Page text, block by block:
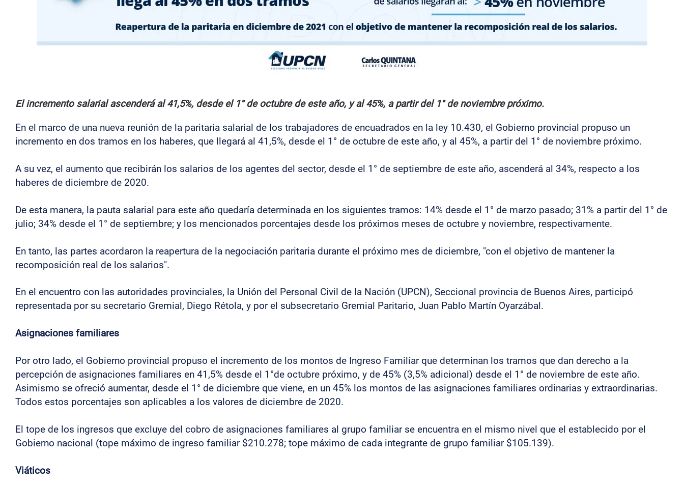
El incremento salarial ascenderá al 41,5%, desde el 1° de octubre de este año, y al 45%, a partir del 1° de noviembre próximo.
En el marco de una nueva reunión de la paritaria salarial de los trabajadores de encuadrados en la ley 10.430, el Gobierno provincial propuso un
incremento en dos tramos en los haberes, que llegará al 41,5%, desde el 1° de octubre de este año, y al 45%, a partir del 1° de noviembre próximo.
A su vez, el aumento que recibirán los salarios de los agentes del sector, desde el 1° de septiembre de este año, ascenderá al 34%, respecto a los
haberes de diciembre de 2020.
De esta manera, la pauta salarial para este año quedaría determinada en los siguientes tramos: 14% desde el 1° de marzo pasado; 31% a partir del 1° de
julio; 34% desde el 1° de septiembre; y los mencionados porcentajes desde los próximos meses de octubre y noviembre, respectivamente.
En tanto, las partes acordaron la reapertura de la negociación paritaria durante el próximo mes de diciembre, "con el objetivo de mantener la
recomposición real de los salarios".
En el encuentro con las autoridades provinciales, la Unión del Personal Civil de la Nación (UPCN), Seccional provincia de Buenos Aires, participó
representada por su secretario Gremial, Diego Rétola, y por el subsecretario Gremial Paritario, Juan Pablo Martín Oyarzábal.
Asignaciones familiares
Por otro lado, el Gobierno provincial propuso el incremento de los montos de Ingreso Familiar que determinan los tramos que dan derecho a la
percepción de asignaciones familiares en 41,5% desde el 1°de octubre próximo, y de 45% (3,5% adicional) desde el 1° de noviembre de este año.
Asimismo se ofreció aumentar, desde el 1° de diciembre que viene, en un 45% los montos de las asignaciones familiares ordinarias y extraordinarias.
Todos estos porcentajes son aplicables a los valores de diciembre de 2020.
El tope de los ingresos que excluye del cobro de asignaciones familiares al grupo familiar se encuentra en el mismo nivel que el establecido por el
Gobierno nacional (tope máximo de ingreso familiar $210.278; tope máximo de cada integrante de grupo familiar $105.139).
Viáticos